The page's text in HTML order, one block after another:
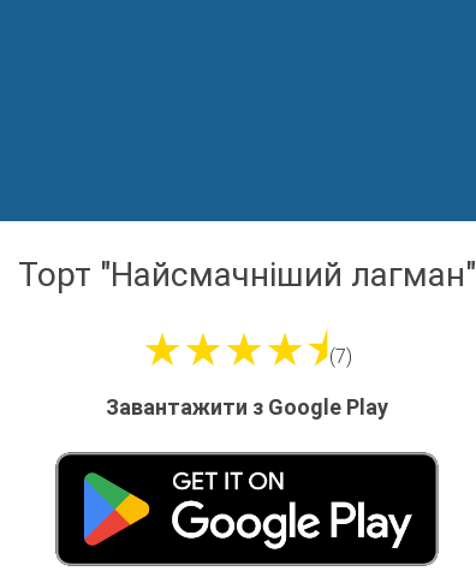
Торт "Найсмачніший лагман"
★★★★⯨(7)
Завантажити з Google Play